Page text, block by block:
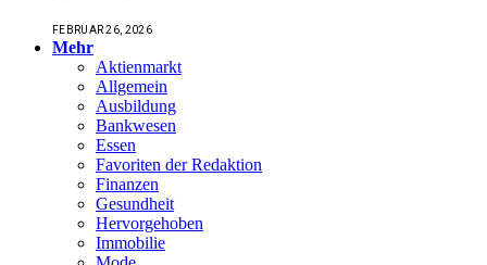
FEBRUAR 26, 2026
Mehr
Aktienmarkt
Allgemein
Ausbildung
Bankwesen
Essen
Favoriten der Redaktion
Finanzen
Gesundheit
Hervorgehoben
Immobilie